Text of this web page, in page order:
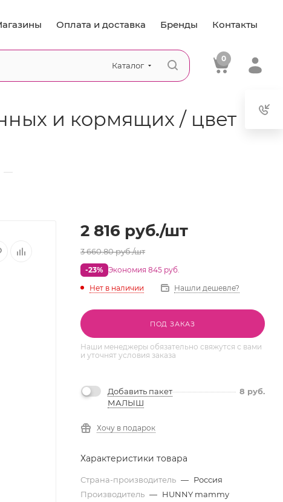
Оплата и доставка Бренды Контакты
Каталог
0
и кормящих / цвет
—
2 816 руб./шт
3 660.80руб./шт
-23% Экономия 845 руб.
Нет в наличии
Нашли дешевле?
ПОД ЗАКАЗ
Наши менеджеры обязательно свяжутся с вами
и уточнят условия заказа
Добавить пакет
МАЛЫШ
8 руб.
Хочу в подарок
Характеристики товара
Страна-производитель — Россия
Производитель — HUNNY mammy